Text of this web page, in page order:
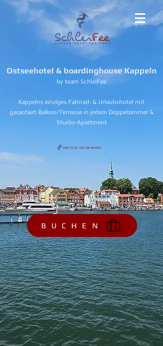
Ostseehotel & boardinghouse Kappeln
by team SchleiFee
Kappelns einziges Fahrrad- & Urlaubshotel mit
garantiert Balkon/Terrasse in jedem Doppelzimmer &
Studio-Apartment
SERVICE ON DEMAND
B U C H E N